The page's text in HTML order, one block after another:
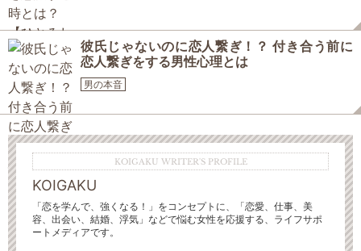
彼氏じゃないのに恋人繋ぎ！？ 付き合う前に
恋人繋ぎをする男性心理とは
男の本音
KOIGAKU WRITER'S PROFILE
KOIGAKU
「恋を学んで、強くなる！」をコンセプトに、「恋愛、仕事、美
容、出会い、結婚、浮気」などで悩む女性を応援する、ライフサポ
ートメディアです。